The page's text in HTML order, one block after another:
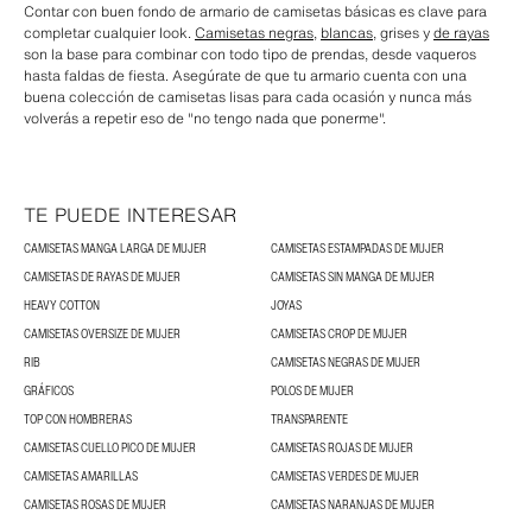
Contar con buen fondo de armario de camisetas básicas es clave para
completar cualquier look.Camisetas negras, blancas, grises yde rayas
son la base para combinar con todo tipo de prendas, desde vaqueros
hasta faldas de fiesta. Asegúrate de que tu armario cuenta con una
buena colección de camisetas lisas para cada ocasión y nunca más
volverás a repetir eso de "no tengo nada que ponerme".
TE PUEDE INTERESAR
CAMISETAS MANGA LARGA DE MUJER
CAMISETAS ESTAMPADAS DE MUJER
CAMISETAS DE RAYAS DE MUJER
CAMISETAS SIN MANGA DE MUJER
HEAVY COTTON
JOYAS
CAMISETAS OVERSIZE DE MUJER
CAMISETAS CROP DE MUJER
RIB
CAMISETAS NEGRAS DE MUJER
GRÁFICOS
POLOS DE MUJER
TOP CON HOMBRERAS
TRANSPARENTE
CAMISETAS CUELLO PICO DE MUJER
CAMISETAS ROJAS DE MUJER
CAMISETAS AMARILLAS
CAMISETAS VERDES DE MUJER
CAMISETAS ROSAS DE MUJER
CAMISETAS NARANJAS DE MUJER